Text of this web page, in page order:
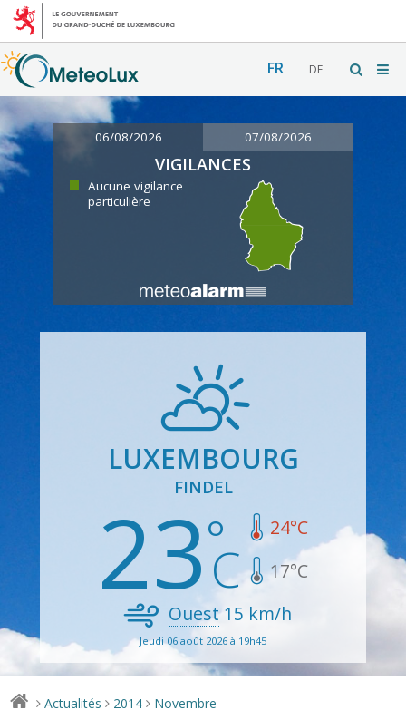
FR DE
06/08/2026 07/08/2026
VIGILANCES
Aucune vigilance
particulière
LUXEMBOURG
FINDEL
23 24°C
17°C
Ouest15 km/h
Jeudi 06 août 2026 à 19h45
> Actualités > 2014 > Novembre